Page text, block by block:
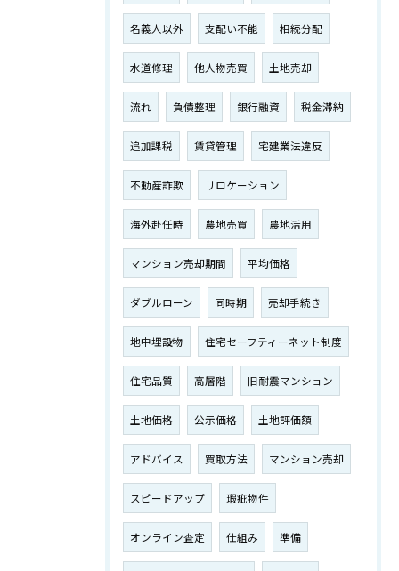
名義人以外 支配い不能 相続分配
水道修理 他人物売買 土地売却
流れ 負債整理 銀行融資 税金滞納
追加課税 賃貸管理 宅建業法違反
不動産詐欺 リロケーション
海外赴任時 農地売買 農地活用
マンション売却期間 平均価格
ダブルローン 同時期 売却手続き
地中埋設物 住宅セーフティーネット制度
住宅品質 高層階 旧耐震マンション
土地価格 公示価格 土地評価額
アドバイス 買取方法 マンション売却
スピードアップ 瑕疵物件
オンライン査定 仕組み 準備